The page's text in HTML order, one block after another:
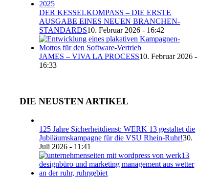
DER KESSELKOMPASS – DIE ERSTE
AUSGABE EINES NEUEN BRANCHEN-
STANDARDS10. Februar 2026 - 16:42
JAMES – VIVA LA PROCESS10. Februar 2026 -
16:33
DIE NEUSTEN ARTIKEL
125 Jahre Sicherheitdienst: WERK 13 gestaltet die
Jubiläumskampagne für die VSU Rhein-Ruhr!30.
Juli 2026 - 11:41